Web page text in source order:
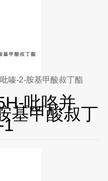
嗪-2-胺基甲酸叔丁酯
吡咯并
基甲酸叔丁
1